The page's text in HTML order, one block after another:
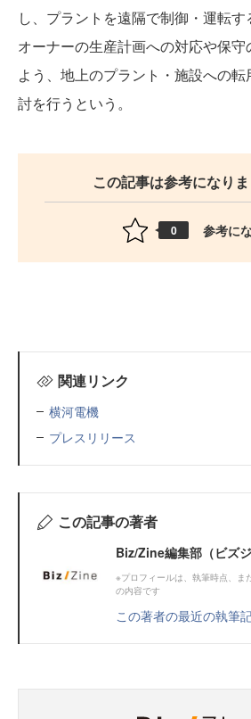
し、プラントを遠隔で制御・運転す
オーナーの生産計画への対応や保
よう、地上のプラント・施設への
討を行うという。
この記事は参考になり
0 参考に
関連リンク
横河電機
プレスリリース
この記事の著者
Biz/Zine編集部（ビズ
※プロフィールは、執筆時点、ま
の内容です
この著者の最近の執筆